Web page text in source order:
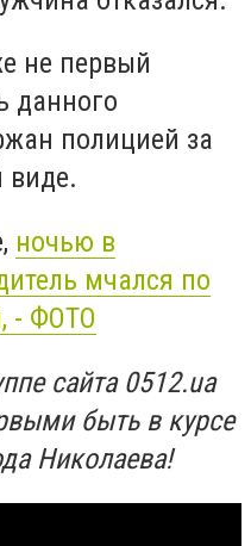
не первый
данного
полицией за
виде.
ночью в
мчался по
- ФОТО
сайта 0512.ua
быть в курсе
Николаева!